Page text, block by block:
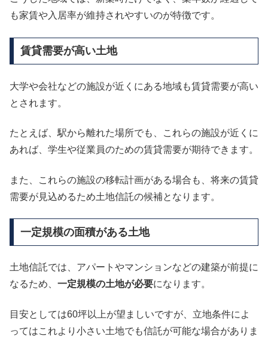
も家賃や入居率が維持されやすいのが特徴です。
賃貸需要が高い土地
大学や会社などの施設が近くにある地域も賃貸需要が高い
とされます。
たとえば、駅から離れた場所でも、これらの施設が近くに
あれば、学生や従業員のための賃貸需要が期待できます。
また、これらの施設の移転計画がある場合も、将来の賃貸
需要が見込めるため土地信託の候補となります。
一定規模の面積がある土地
土地信託では、アパートやマンションなどの建築が前提に
なるため、 一定規模の土地が必要になります。
目安としては60坪以上が望ましいですが、立地条件によ
ってはこれより小さい土地でも信託が可能な場合がありま